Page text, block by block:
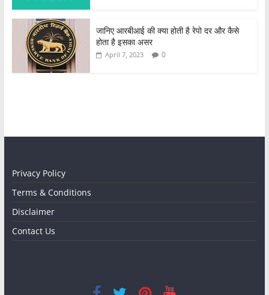
जानिए आरबीआई की क्या होती है रेपो दर और कैसे
होता है इसका असर
April 7, 2023 0
Privacy Policy
Terms & Conditions
Disclaimer
Contact Us